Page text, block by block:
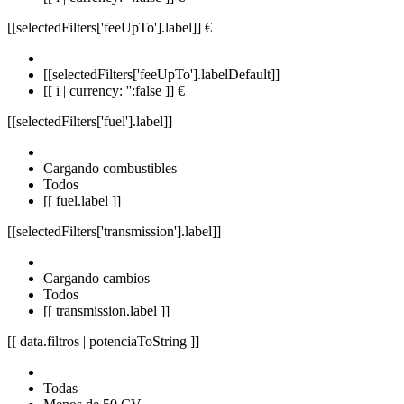
[[selectedFilters['feeUpTo'].label]] €
[[selectedFilters['feeUpTo'].labelDefault]]
[[ i | currency: '':false ]] €
[[selectedFilters['fuel'].label]]
Cargando combustibles
Todos
[[ fuel.label ]]
[[selectedFilters['transmission'].label]]
Cargando cambios
Todos
[[ transmission.label ]]
[[ data.filtros | potenciaToString ]]
Todas